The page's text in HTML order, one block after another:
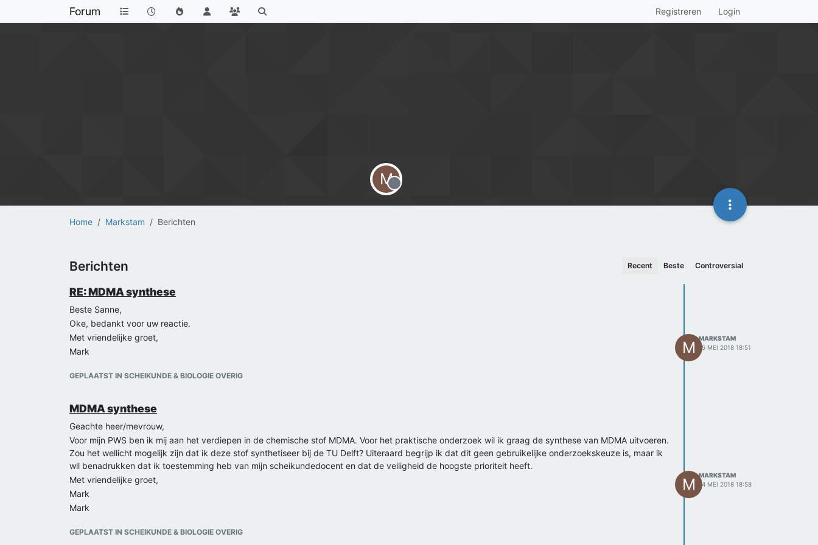
Forum Registreren Login
Home Markstam Berichten
M
Offline
Berichten Recent Beste Controversial
RE: MDMA synthese
Beste Sanne,
Oke, bedankt voor uw reactie.
Met vriendelijke groet,
Mark
GEPLAATST IN SCHEIKUNDE & BIOLOGIE OVERIG
M MARKSTAM
15 MEI 2018 18:51
MDMA synthese
Geachte heer/mevrouw,
Voor mijn PWS ben ik mij aan het verdiepen in de chemische stof MDMA. Voor het praktische onderzoek wil ik graag de synthese van MDMA uitvoeren.
Zou het wellicht mogelijk zijn dat ik deze stof synthetiseer bij de TU Delft? Uiteraard begrijp ik dat dit geen gebruikelijke onderzoekskeuze is, maar ik
wil benadrukken dat ik toestemming heb van mijn scheikundedocent en dat de veiligheid de hoogste prioriteit heeft.
Met vriendelijke groet,
Mark
Mark
GEPLAATST IN SCHEIKUNDE & BIOLOGIE OVERIG
M MARKSTAM
14 MEI 2018 18:58